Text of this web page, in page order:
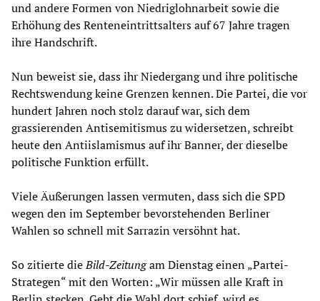
und andere Formen von Niedriglohnarbeit sowie die
Erhöhung des Renteneintrittsalters auf 67 Jahre tragen
ihre Handschrift.
Nun beweist sie, dass ihr Niedergang und ihre politische
Rechtswendung keine Grenzen kennen. Die Partei, die vor
hundert Jahren noch stolz darauf war, sich dem
grassierenden Antisemitismus zu widersetzen, schreibt
heute den Antiislamismus auf ihr Banner, der dieselbe
politische Funktion erfüllt.
Viele Äußerungen lassen vermuten, dass sich die SPD
wegen den im September bevorstehenden Berliner
Wahlen so schnell mit Sarrazin versöhnt hat.
So zitierte dieBild-Zeitungam Dienstag einen „Partei-
Strategen“ mit den Worten: „Wir müssen alle Kraft in